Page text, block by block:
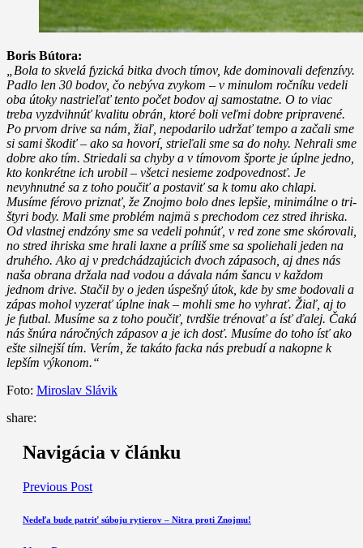
Boris Bútora:
„Bola to skvelá fyzická bitka dvoch tímov, kde dominovali defenzívy.
Padlo len 30 bodov, čo nebýva zvykom – v minulom ročníku vedeli
oba útoky nastrieľať tento počet bodov aj samostatne. O to viac
treba vyzdvihnúť kvalitu obrán, ktoré boli veľmi dobre pripravené.
Po prvom drive sa nám, žiaľ, nepodarilo udržať tempo a začali sme
si sami škodiť – ako sa hovorí, strieľali sme sa do nohy. Nehrali sme
dobre ako tím. Striedali sa chyby a v tímovom športe je úplne jedno,
kto konkrétne ich urobil – všetci nesieme zodpovednosť. Je
nevyhnutné sa z toho poučiť a postaviť sa k tomu ako chlapi.
Musíme férovo priznať, že Znojmo bolo dnes lepšie, minimálne o tri-
štyri body. Mali sme problém najmä s prechodom cez stred ihriska.
Od vlastnej endzóny sme sa vedeli pohnúť, v red zone sme skórovali,
no stred ihriska sme hrali laxne a príliš sme sa spoliehali jeden na
druhého. Ako aj v predchádzajúcich dvoch zápasoch, aj dnes nás
naša obrana držala nad vodou a dávala nám šancu v každom
jednom drive. Stačil by o jeden úspešný útok, kde by sme bodovali a
zápas mohol vyzerať úplne inak – mohli sme ho vyhrať. Žiaľ, aj to
je futbal. Musíme sa z toho poučiť, tvrdšie trénovať a ísť ďalej. Čaká
nás šnúra náročných zápasov a je ich dosť. Musíme do toho ísť ako
ešte silnejší tím. Verím, že takáto facka nás prebudí a nakopne k
lepším výkonom.“
Foto: Miroslav Slávik
share:
Navigácia v článku
Previous Post
Nedeľa bude patriť súboju rytierov – Nitra proti Znojmu!